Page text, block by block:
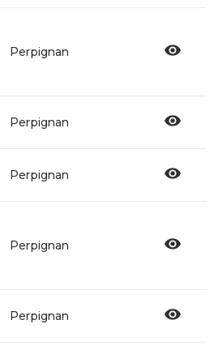
Perpignan
Perpignan
Perpignan
Perpignan
Perpignan